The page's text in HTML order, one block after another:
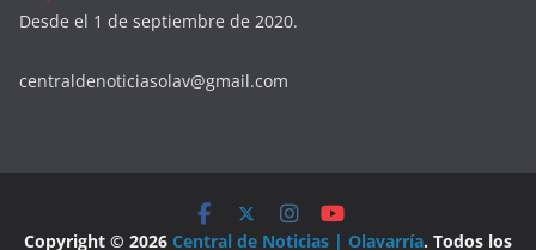
Desde el 1 de septiembre de 2020.
centraldenoticiasolav@gmail.com
Copyright © 2026 Central de Noticias | Olavarría. Todos los